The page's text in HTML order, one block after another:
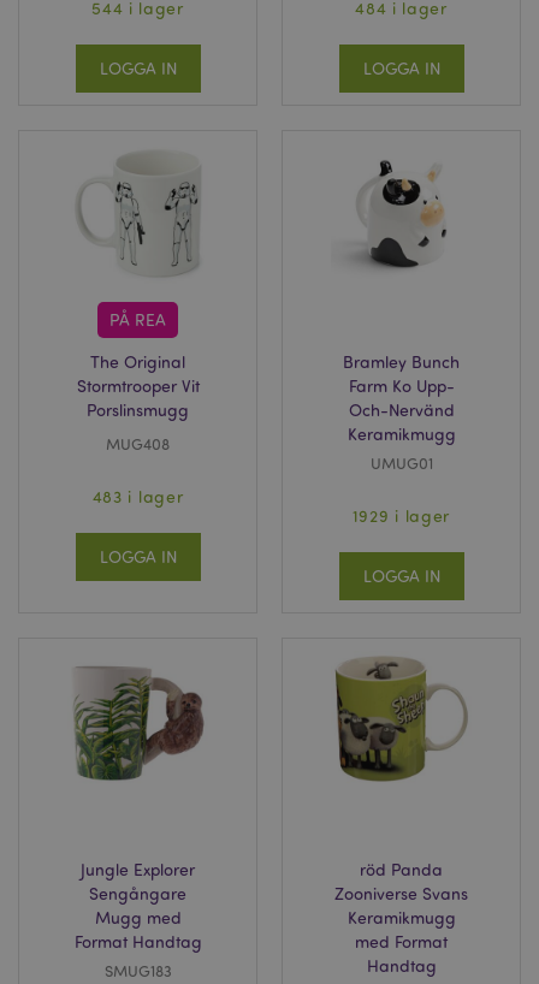
544 i lager
LOGGA IN
484 i lager
LOGGA IN
PÅ REA
The Original
Stormtrooper Vit
Porslinsmugg
MUG408
483 i lager
LOGGA IN
Bramley Bunch
Farm Ko Upp-
Och-Nervänd
Keramikmugg
UMUG01
1929 i lager
LOGGA IN
Jungle Explorer
Sengångare
Mugg med
Format Handtag
SMUG183
röd Panda
Zooniverse Svans
Keramikmugg
med Format
Handtag